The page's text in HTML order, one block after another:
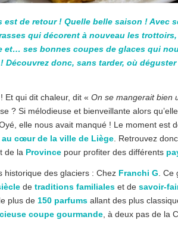
est de retour ! Quelle belle saison ! Avec
qui décorent à nouveau les
et… ses bonnes coupes de glaces qui
Découvrez donc, sans tarder, où
Et qui dit chaleur, dit « On se mangerait bien
? Si mélodieuse et bienveillante alors
elle nous avait manqué ! Le moment est
cœur de la ville de Liège. Retrouvez
de la Provincepour profiter des différents
historique des glaciers : Chez Franchi G .
de traditions familialeset de savoir-
plus de150 parfumsallant des plus
coupe gourmande, à deux pas de la